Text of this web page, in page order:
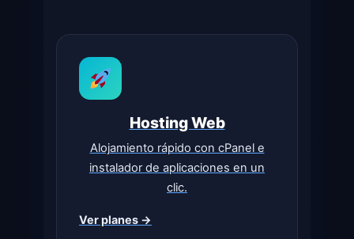
Hosting Web
Alojamiento rápido con cPanel e
instalador de aplicaciones en un
clic.
Ver planes →